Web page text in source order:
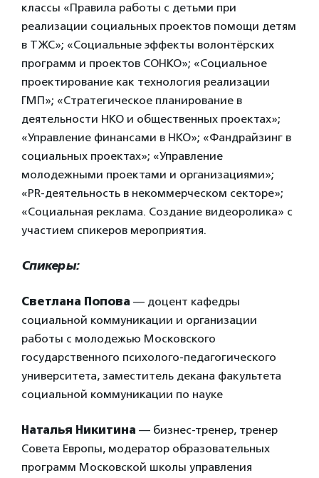
классы «Правила работы с детьми при
реализации социальных проектов помощи детям
в ТЖС»; «Социальные эффекты волонтёрских
программ и проектов СОНКО»; «Социальное
проектирование как технология реализации
ГМП»; «Cтратегическое планирование в
деятельности НКО и общественных проектах»;
«Управление финансами в НКО»; «Фандрайзинг в
социальных проектах»; «Управление
молодежными проектами и организациями»;
«PR-деятельность в некоммерческом секторе»;
«Социальная реклама. Создание видеоролика» с
участием спикеров мероприятия.
Спикеры:
Светлана Попова — доцент кафедры
социальной коммуникации и организации
работы с молодежью Московского
государственного психолого-педагогического
университета, заместитель декана факультета
социальной коммуникации по науке
Наталья Никитина — бизнес-тренер, тренер
Совета Европы, модератор образовательных
программ Московской школы управления